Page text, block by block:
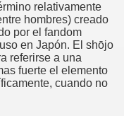
relativamente
hombres) creado
por el fandom
en Japón. El shōjo
referirse a una
fuerte el elemento
cuando no